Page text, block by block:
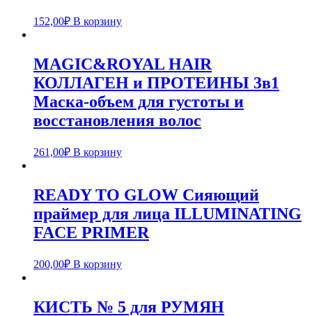
152,00₽ В корзину
MAGIC&ROYAL HAIR
КОЛЛАГЕН и ПРОТЕИНЫ 3в1
Маска-объем для густоты и
восстановления волос
261,00₽ В корзину
READY TO GLOW Сияющий
праймер для лица ILLUMINATING
FACE PRIMER
200,00₽ В корзину
КИСТЬ № 5 для РУМЯН